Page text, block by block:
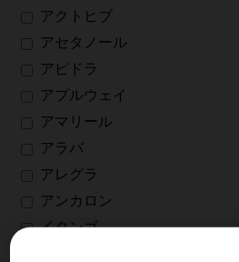
新規登録
登録内容の変更
受信メールの変更・停止
薬剤師の方
アクトヒブ
アセタノール
アピドラ
アプルウェイ
アマリール
アラバ
アレグラ
アンカロン
イタンゴ